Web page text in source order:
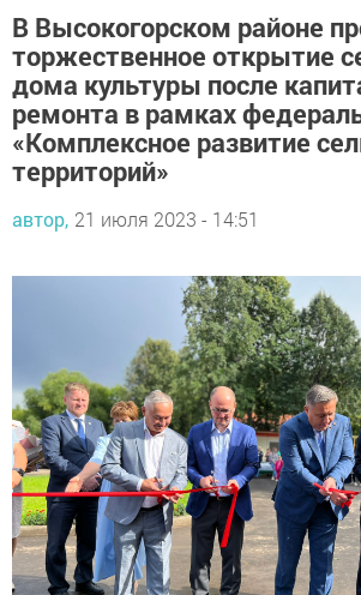
В Высокогорском районе
торжественное открытие
дома культуры после
ремонта в рамках
«Комплексное развитие
территорий»
автор, 21 июля 2023 - 14:51